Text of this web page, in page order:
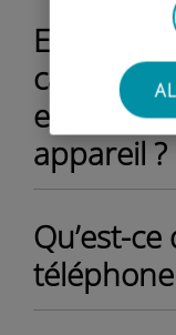
Est-il
carte SIM
eSIM en
appareil ?
Qu’est-